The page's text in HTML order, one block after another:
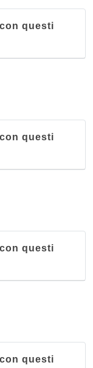
questi
questi
questi
questi